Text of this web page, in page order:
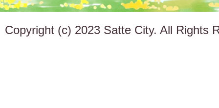
Copyright (c) 2023 Satte City. All Rights